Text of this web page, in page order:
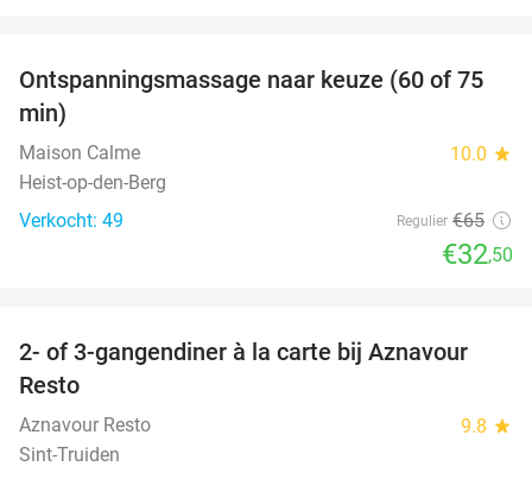
50%
Ontspanningsmassage naar keuze (60 of 75
min)
Maison Calme 10.0 star
Heist-op-den-Berg
Verkocht: 49
Regulier €65
€32,50
31%
2- of 3-gangendiner à la carte bij Aznavour
Resto
Aznavour Resto 9.8 star
Sint-Truiden